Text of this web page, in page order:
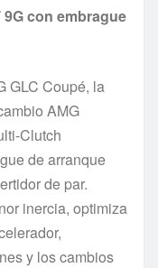
9G con embrague
GLC Coupé, la
AMG
Clutch
de arranque
de par.
inercia, optimiza
y los cambios